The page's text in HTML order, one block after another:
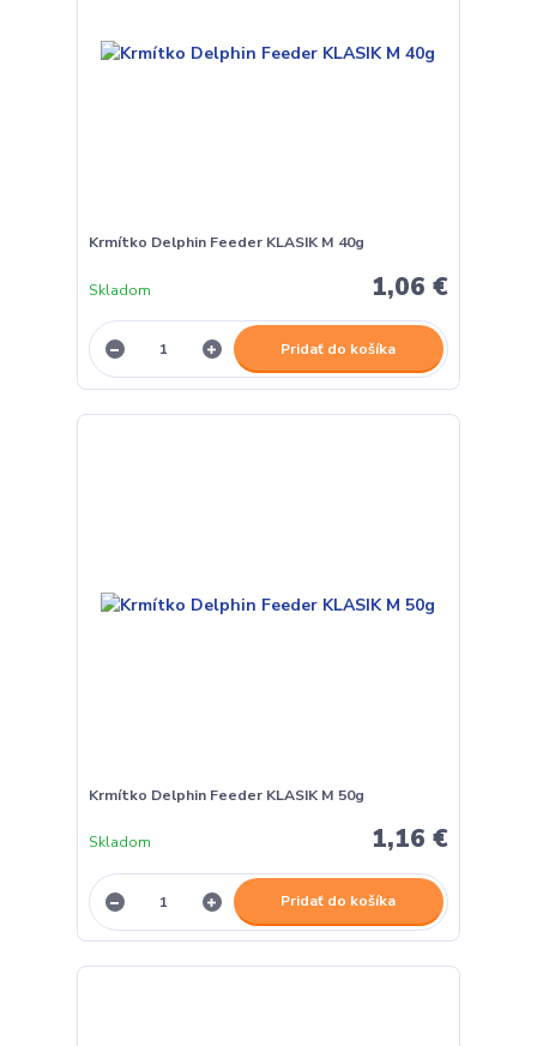
Krmítko Delphin Feeder KLASIK M 40g
1,06 €
Skladom
Pridať do košíka
Krmítko Delphin Feeder KLASIK M 50g
1,16 €
Skladom
Pridať do košíka